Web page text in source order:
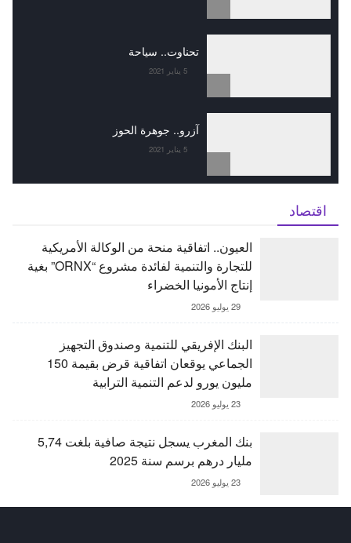
تحناوت.. سياحة
5 يناير 2021
آزرو.. جوهرة الحوز
5 يناير 2021
اقتصاد
العيون.. اتفاقية منحة من الوكالة الأمريكية
للتجارة والتنمية لفائدة مشروع “ORNX” بغية
إنتاج الأمونيا الخضراء
29 يوليو 2026
البنك الإفريقي للتنمية وصندوق التجهيز
الجماعي يوقعان اتفاقية قرض بقيمة 150
مليون يورو لدعم التنمية الترابية
23 يوليو 2026
بنك المغرب يسجل نتيجة صافية بلغت 5,74
مليار درهم برسم سنة 2025
23 يوليو 2026